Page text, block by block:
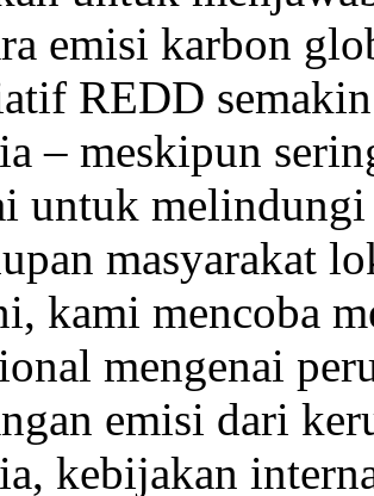
emisi karbon
REDD
– meskipun
untuk
masyarakat
kami mencoba
mengenai
emisi dari
kebijakan